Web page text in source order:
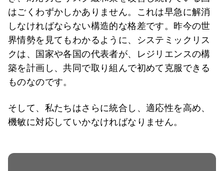
はごくわずかしかありません。これは早急に解消
しなければならない構造的な格差です。昨今の世
界情勢を見てもわかるように、システミックリス
クは、国家や各国の代表者が、レジリエンスの構
築を計画し、共同で取り組んで初めて克服できる
ものなのです。
そして、私たちはさらに統合し、適応性を高め、
機敏に対応していかなければなりません。